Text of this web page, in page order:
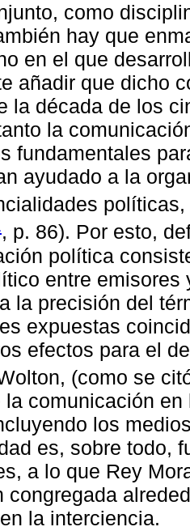
como
hay que
en el que
añadir que dicho
la década de los
la
fundamentales
ayudado a la
, p. 86). Por esto,
política
entre
la precisión del
expuestas
efectos para el
(como se
la comunicación
los
es, sobre todo,
a lo que Rey
congregada
la interciencia.